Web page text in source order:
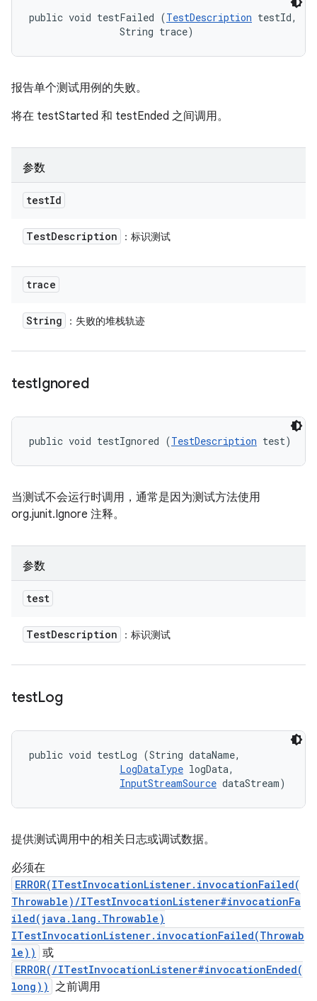
public void testFailed (TestDescription testId,
                String trace)
报告单个测试用例的失败。
将在 testStarted 和 testEnded 之间调用。
参数
testId
TestDescription ：标识测试
trace
String ：失败的堆栈轨迹
testIgnored
public void testIgnored (TestDescription test)
当测试不会运行时调用，通常是因为测试方法使用
org.junit.Ignore 注释。
参数
test
TestDescription ：标识测试
testLog
public void testLog (String dataName,
LogDataType logData,
InputStreamSource dataStream)
提供测试调用中的相关日志或调试数据。
必须在
ERROR(ITestInvocationListener.invocationFailed(
Throwable)/ITestInvocationListener#invocationFa
iled(java.lang.Throwable)
ITestInvocationListener.invocationFailed(Throwab
le)) 或
ERROR(/ITestInvocationListener#invocationEnded(
long)) 之前调用